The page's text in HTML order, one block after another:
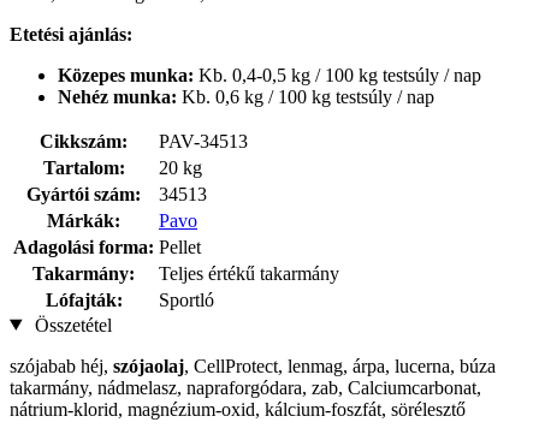
Etetési ajánlás:
Közepes munka: Kb. 0,4-0,5 kg / 100 kg testsúly / nap
Nehéz munka: Kb. 0,6 kg / 100 kg testsúly / nap
Cikkszám:
PAV-34513
Tartalom:
20 kg
Gyártói szám:
34513
Márkák:
Pavo
Adagolási forma: Pellet
Takarmány:
Teljes értékű takarmány
Lófajták:
Sportló
Összetétel
szójabab héj, szójaolaj, CellProtect, lenmag, árpa, lucerna, búza
takarmány, nádmelasz, napraforgódara, zab, Calciumcarbonat,
nátrium-klorid, magnézium-oxid, kálcium-foszfát, sörélesztő